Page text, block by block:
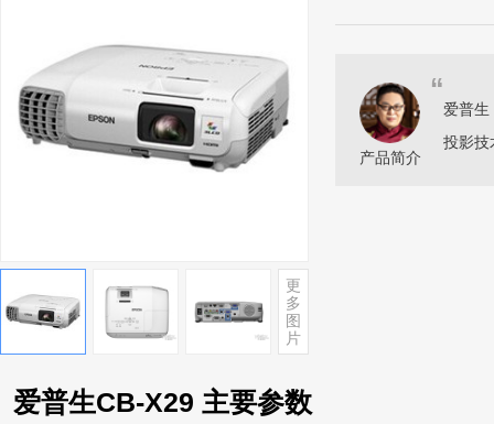
更
多
图
片
产品简介
“
爱普
投影技
爱普生CB-X29 主要参数